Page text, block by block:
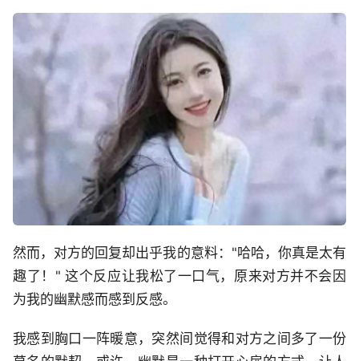
然而，对方的回复却出乎我的意料："哈哈，你真是太有
趣了！" 这个反应让我松了一口气，原来对方并不会因
为我的幽默感而感到反感。
我感到胸口一阵暖意，突然间觉得和对方之间多了一份